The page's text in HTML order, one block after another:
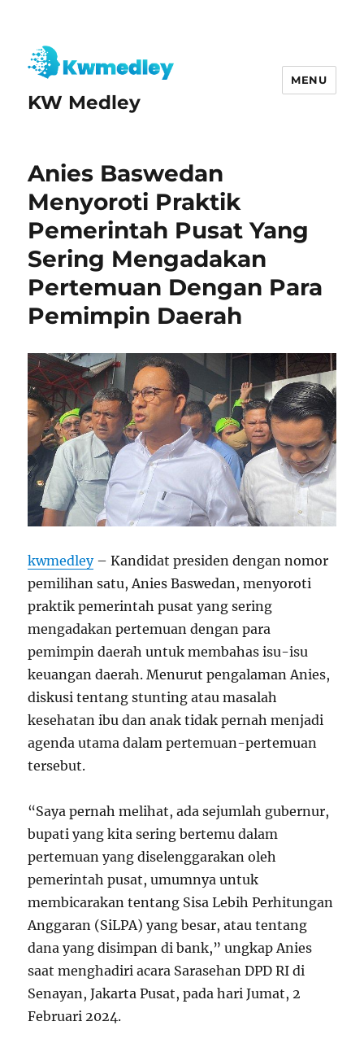
KW Medley
MENU
Anies Baswedan
Menyoroti Praktik
Pemerintah Pusat Yang
Sering Mengadakan
Pertemuan Dengan Para
Pemimpin Daerah
kwmedley– Kandidat presiden dengan nomor
pemilihan satu, Anies Baswedan, menyoroti
praktik pemerintah pusat yang sering
mengadakan pertemuan dengan para
pemimpin daerah untuk membahas isu-isu
keuangan daerah. Menurut pengalaman Anies,
diskusi tentang stunting atau masalah
kesehatan ibu dan anak tidak pernah menjadi
agenda utama dalam pertemuan-pertemuan
tersebut.
“Saya pernah melihat, ada sejumlah gubernur,
bupati yang kita sering bertemu dalam
pertemuan yang diselenggarakan oleh
pemerintah pusat, umumnya untuk
membicarakan tentang Sisa Lebih Perhitungan
Anggaran (SiLPA) yang besar, atau tentang
dana yang disimpan di bank,” ungkap Anies
saat menghadiri acara Sarasehan DPD RI di
Senayan, Jakarta Pusat, pada hari Jumat, 2
Februari 2024.